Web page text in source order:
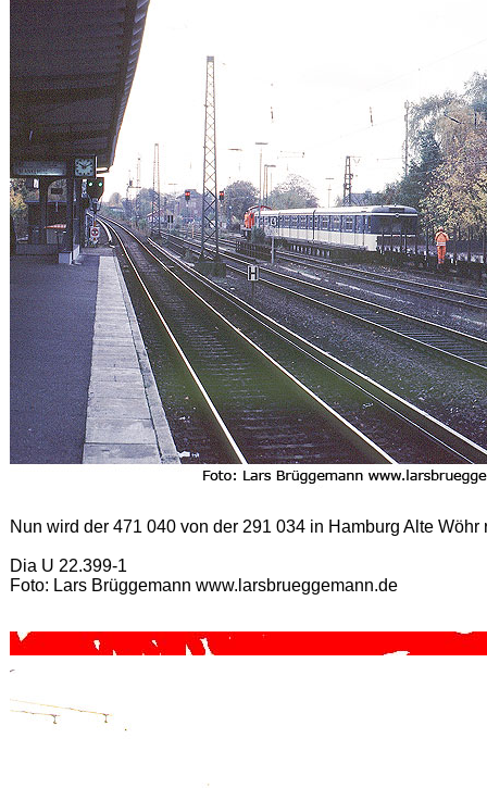
Nun wird der 471 040 von der 291 034 in Hamburg Alte Wöhr
Dia U 22.399-1
Foto: Lars Brüggemann www.larsbrueggemann.de